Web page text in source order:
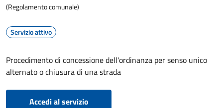
(Regolamento comunale)
Servizio attivo
Procedimento di concessione dell'ordinanza per senso unico
alternato o chiusura di una strada
Accedi al servizio